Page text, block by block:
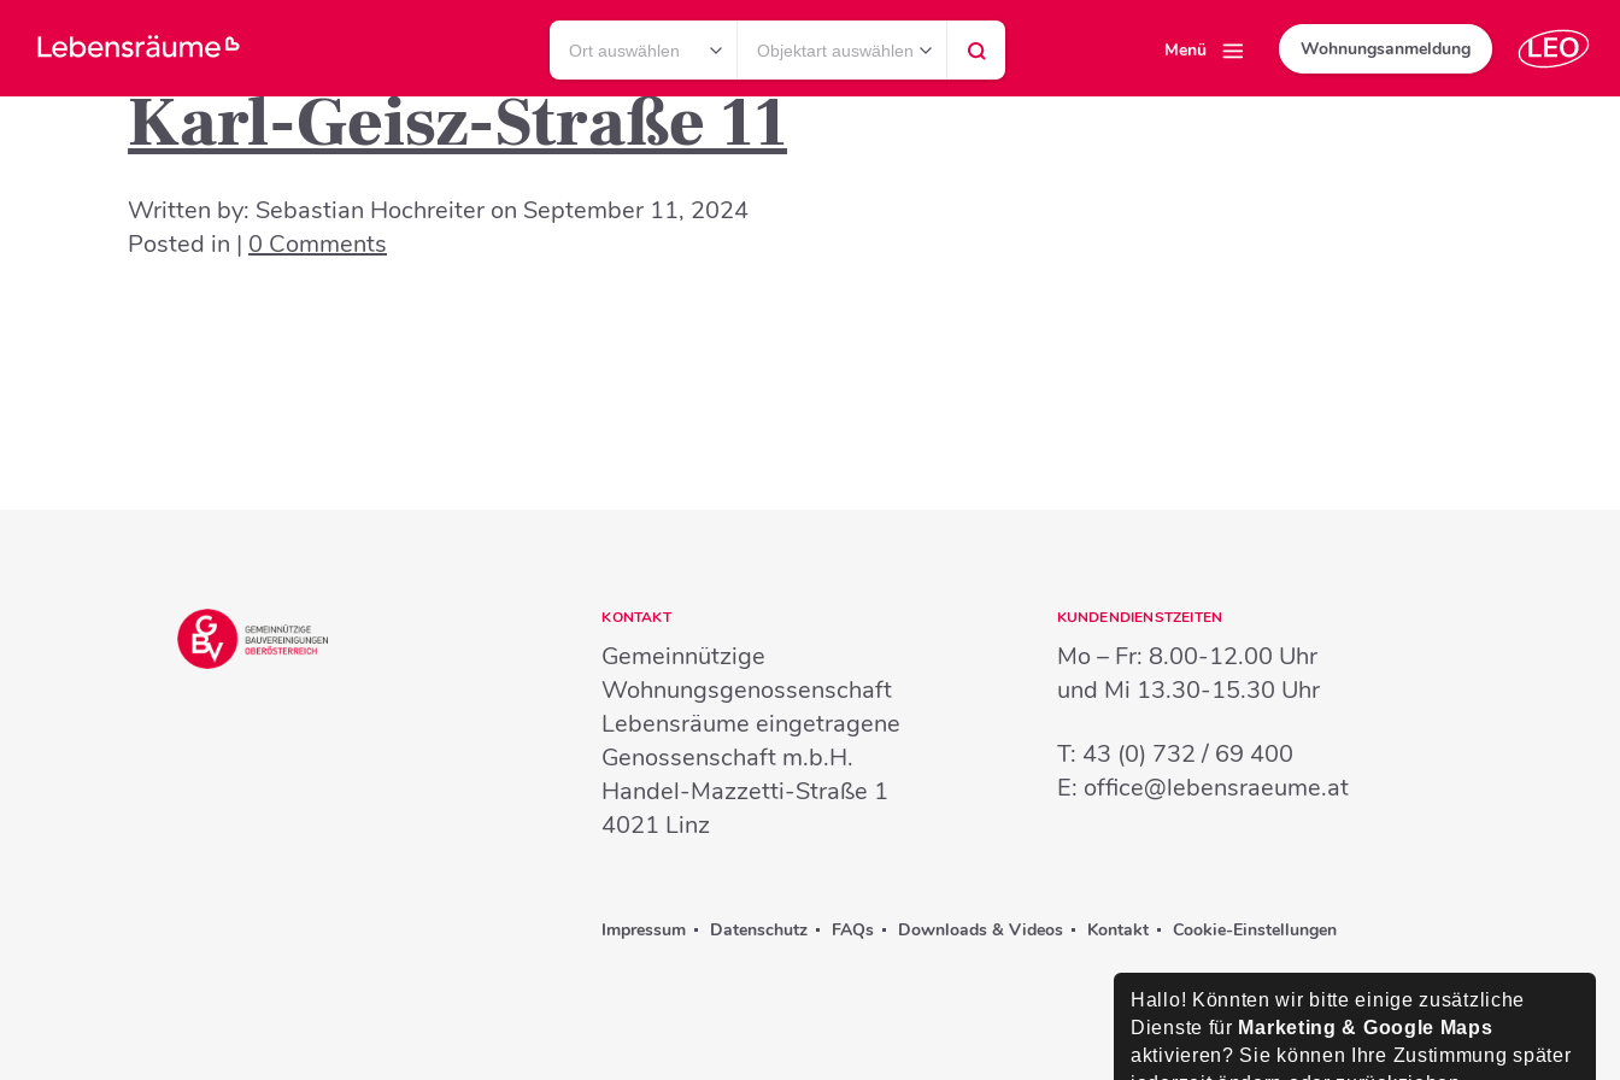
Ort auswählen Objektart auswählen Menü Wohnungsanmeldung
Karl-Geisz-Straße 11
Written by: Sebastian Hochreiter on September 11, 2024
Posted in | 0 Comments
KONTAKT
Gemeinnützige
Wohnungsgenossenschaft
Lebensräume eingetragene
Genossenschaft m.b.H.
Handel-Mazzetti-Straße 1
4021 Linz
KUNDENDIENSTZEITEN
Mo – Fr: 8.00-12.00 Uhr
und Mi 13.30-15.30 Uhr
T: 43 (0) 732 / 69 400
E: office@lebensraeume.at
Impressum Datenschutz FAQs Downloads & Videos Kontakt Cookie-Einstellungen
Hallo! Könnten wir bitte einige zusätzliche
Dienste für Marketing & Google Maps
aktivieren? Sie können Ihre Zustimmung später